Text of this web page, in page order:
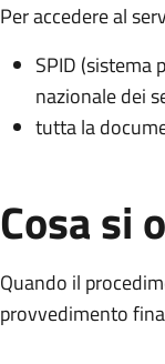
Per accedere al
SPID (sistema
nazionale dei
tutta la
Cosa si
Quando il
provvedimento